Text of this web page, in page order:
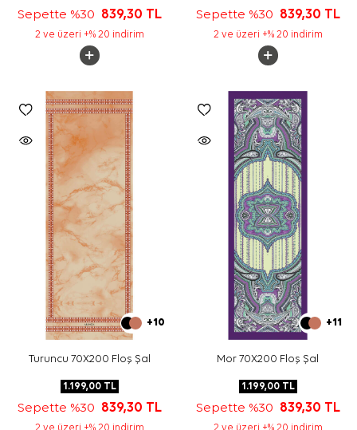
Sepette %30 839,30 TL
2 ve üzeri +% 20 indirim
Sepette %30 839,30 TL
2 ve üzeri +% 20 indirim
+10
Turuncu 70X200 Floş Şal
1.199,00TL
Sepette %30 839,30 TL
2 ve üzeri +% 20 indirim
+11
Mor 70X200 Floş Şal
1.199,00TL
Sepette %30 839,30 TL
2 ve üzeri +% 20 indirim